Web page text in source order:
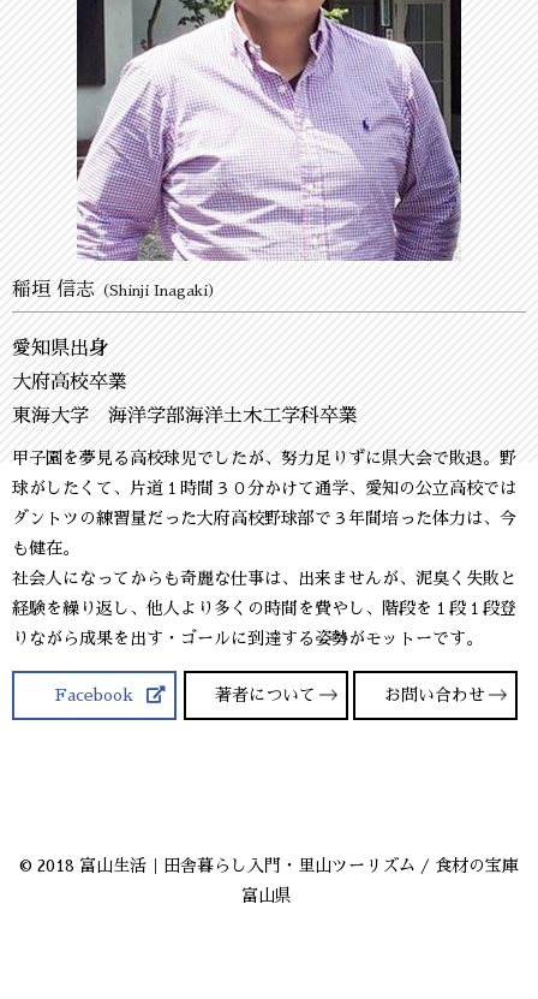
稲垣 信志（Shinji Inagaki）
愛知県出身
大府高校卒業
東海大学 海洋学部海洋土木工学科卒業
甲子園を夢見る高校球児でしたが、努力足りずに県大会で敗退。野
球がしたくて、片道１時間３０分かけて通学、愛知の公立高校では
ダントツの練習量だった大府高校野球部で３年間培った体力は、今
も健在。
社会人になってからも奇麗な仕事は、出来ませんが、泥臭く失敗と
経験を繰り返し、他人より多くの時間を費やし、階段を１段１段登
りながら成果を出す・ゴールに到達する姿勢がモットーです。
Facebook 著者について お問い合わせ
© 2018 富山生活｜田舎暮らし入門・里山ツーリズム / 食材の宝庫
富山県